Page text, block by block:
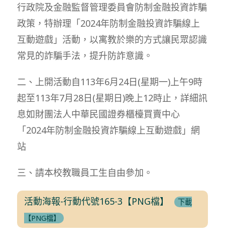
行政院及金融監督管理委員會防制金融投資詐騙
政策，特辦理「2024年防制金融投資詐騙線上
互動遊戲」活動，以寓教於樂的方式讓民眾認識
常見的詐騙手法，提升防詐意識。
二、上開活動自113年6月24日(星期一)上午9時
起至113年7月28日(星期日)晚上12時止，詳細訊
息如財團法人中華民國證券櫃檯買賣中心
「2024年防制金融投資詐騙線上互動遊戲」網
站
三、請本校教職員工生自由參加。
活動海報-行動代號165-3【PNG檔】
下載
【PNG檔】